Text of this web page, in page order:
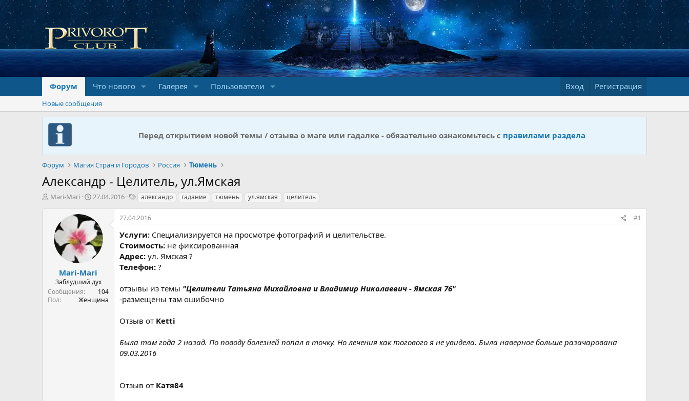
Форум Что нового Галерея Пользователи Вход Регистрация
Новые сообщения
Перед открытием новой темы / отзыва о маге или гадалке - обязательно ознакомьтесь с правилами раздела
Форум Магия Стран и Городов Россия Тюмень
Александр - Целитель, ул.Ямская
А
Mari-Mari
Д
а
н
а
ч
а
л
а
27.04.2016
Т
г
и
александр гадание тюмень ул.ямская целитель
Mari-Mari
Заблудший дух
Сообщения
104
Пол
Женщина
27.04.2016 #1
Услуги: Специализируется на просмотре фотографий и целительстве.
Стоимость: не фиксированная
Адрес: ул. Ямская ?
Телефон: ?
отзывы из темы "Целители Татьяна Михайловна и Владимир Николаевич - Ямская 76"
-размещены там ошибочно
Отзыв от Ketti
Была там года 2 назад. По поводу болезней попал в точку. Но лечения как тогового я не увидела. Была наверное больше разачарована
09.03.2016
Отзыв от Катя84